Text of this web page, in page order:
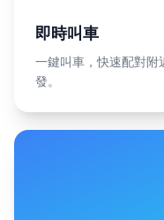
即時叫車
一鍵叫車，快速配對
發。